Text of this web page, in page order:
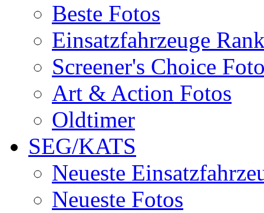
Beste Fotos
Einsatzfahrzeuge
Screener's Choice
Art & Action Fotos
Oldtimer
SEG/KATS
Neueste
Neueste Fotos